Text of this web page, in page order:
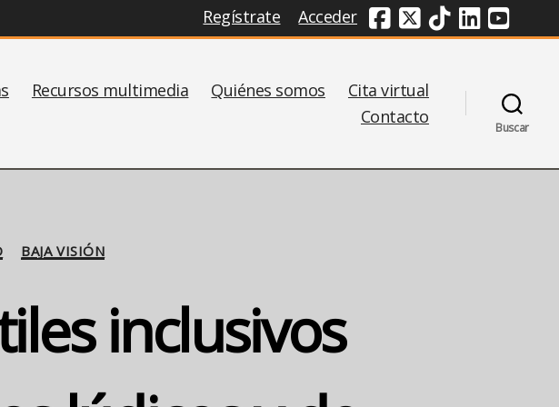
Regístrate Acceder Redes Sociales
Recursos multimedia Quiénes somos
Cita virtual
Contacto
Buscar
BAJA VISIÓN
inclusivos